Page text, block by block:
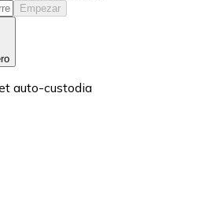
Empezar
auto-custodia